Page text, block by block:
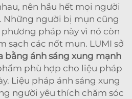
nên hầu hết mọi người
Những người bị mụn cũng
pháp này vì nó còn
sạch các nốt mụn. LUMI sở
bằng ánh sáng xung mạnh
phù hợp cho liệu pháp
Liệu pháp ánh sáng xung
người yêu thích chăm sóc